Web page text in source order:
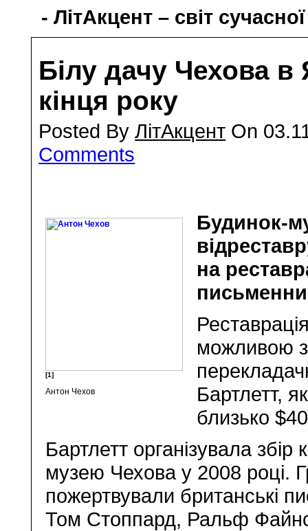
- ЛітАкцент – світ
Білу дачу Чехова в
кінця року
Posted ByЛітАкцент On
Comments
[1]
Антон Чехов
Будинок-
на
можливою
Бартлетт,
близько
Бартлетт організувала
музею Чехова у 2008 році.
пожертвували британські
Том Стоппард, Ральф